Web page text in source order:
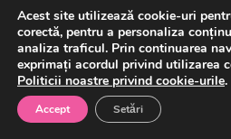
Acest site utilizează cookie-uri
corectă, pentru a personaliza
analiza traficul. Prin continuarea
exprimați acordul privind utilizarea
Politicii noastre privind cookie-urile.
Accept Setări